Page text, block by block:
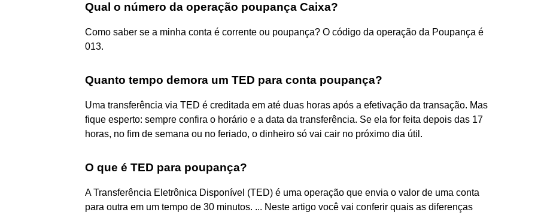
Qual o número da operação poupança Caixa?
​Como saber se a minha conta é corrente ou poupança? O código da operação da Poupança é
013.
Quanto tempo demora um TED para conta poupança?
Uma transferência via TED é creditada em até duas horas após a efetivação da transação. Mas
fique esperto: sempre confira o horário e a data da transferência. Se ela for feita depois das 17
horas, no fim de semana ou no feriado, o dinheiro só vai cair no próximo dia útil.
O que é TED para poupança?
A Transferência Eletrônica Disponível (TED) é uma operação que envia o valor de uma conta
para outra em um tempo de 30 minutos. ... Neste artigo você vai conferir quais as diferenças